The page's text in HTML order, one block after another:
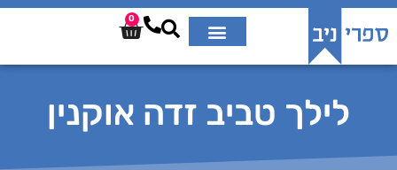
0
לילך טביב זדה אוקנין